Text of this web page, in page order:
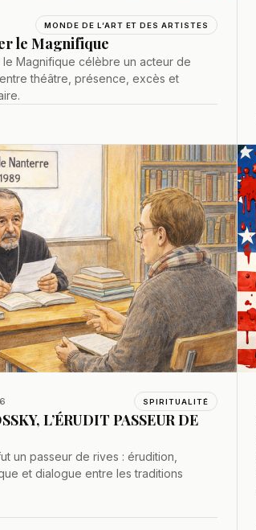
MONDE DE L’ART ET DES ARTISTES
le Magnifique
Magnifique célèbre un acteur de
théâtre, présence, excès et
SPIRITUALITÉ
L’ÉRUDIT PASSEUR DE
un passeur de rives : érudition,
et dialogue entre les traditions